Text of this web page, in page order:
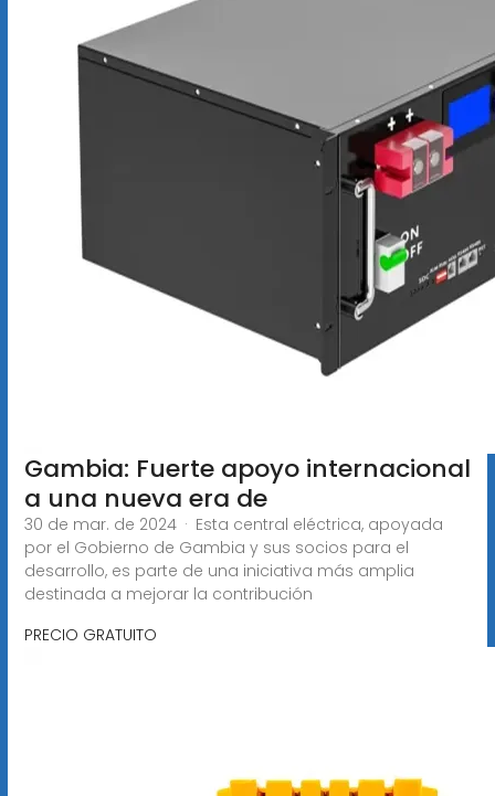
Gambia: Fuerte apoyo internacional
a una nueva era de
30 de mar. de 2024 · Esta central eléctrica, apoyada
por el Gobierno de Gambia y sus socios para el
desarrollo, es parte de una iniciativa más amplia
destinada a mejorar la contribución
PRECIO GRATUITO